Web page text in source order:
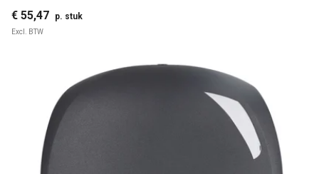
€ 55,47 p. stuk
Excl. BTW